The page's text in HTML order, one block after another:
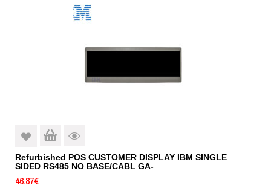
Refurbished POS CUSTOMER DISPLAY IBM SINGLE
SIDED RS485 NO BASE/CABL GA-
46.87€